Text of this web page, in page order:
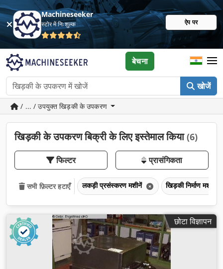
Machineseeker
स्टोर में निःशुल्क ऐप पर
खोजें
बेचना
/ ... / उपयुक्त खिड़की के उपकरण
खिड़की के उपकरण बिक्री के लिए इस्तेमाल किया(6)
फिल्टर प्रासंगिकता
सभी फ़िल्टर हटाएँ लकड़ी प्रसंस्करण मशीनें खिड़की निर्माण मशीनें
छोटा विज्ञापन